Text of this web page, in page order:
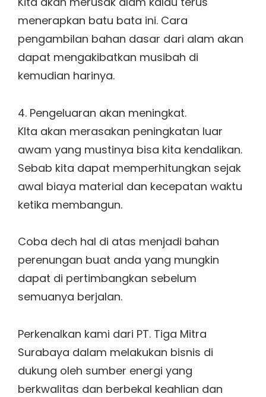
menerapkan batu bata ini. Cara
pengambilan bahan dasar dari alam akan
dapat mengakibatkan musibah di
kemudian harinya.
4. Pengeluaran akan meningkat.
KIta akan merasakan peningkatan luar
awam yang mustinya bisa kita kendalikan.
Sebab kita dapat memperhitungkan sejak
awal biaya material dan kecepatan waktu
ketika membangun.
Coba dech hal di atas menjadi bahan
perenungan buat anda yang mungkin
dapat di pertimbangkan sebelum
semuanya berjalan.
Perkenalkan kami dari PT. Tiga Mitra
Surabaya dalam melakukan bisnis di
dukung oleh sumber energi yang
berkwalitas dan berbekal keahlian dan